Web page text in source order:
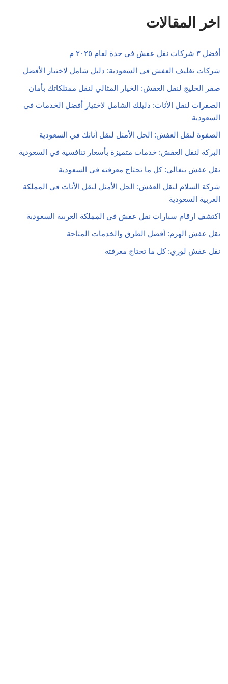
اخر المقالات
أفضل ٣ شركات نقل عفش في جدة لعام ٢٠٢٥ م
شركات تغليف العفش في السعودية: دليل شامل لاختيار الأفضل
صقر الخليج لنقل العفش: الخيار المثالي لنقل ممتلكاتك بأمان
الصفرات لنقل الأثاث: دليلك الشامل لاختيار أفضل الخدمات في
السعودية
الصفوة لنقل العفش: الحل الأمثل لنقل أثاثك في السعودية
البركة لنقل العفش: خدمات متميزة بأسعار تنافسية في السعودية
نقل عفش بنغالي: كل ما تحتاج معرفته في السعودية
شركة السلام لنقل العفش: الحل الأمثل لنقل الأثاث في المملكة
العربية السعودية
اكتشف ارقام سيارات نقل عفش في المملكة العربية السعودية
نقل عفش الهرم: أفضل الطرق والخدمات المتاحة
نقل عفش لوري: كل ما تحتاج معرفته